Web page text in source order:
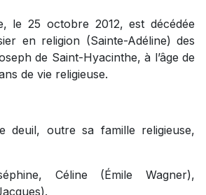
le 25 octobre 2012, est décédée
en religion (Sainte-Adéline) des
de Saint-Hyacinthe, à l’âge de
de vie religieuse.
deuil, outre sa famille religieuse,
Céline (Émile Wagner),